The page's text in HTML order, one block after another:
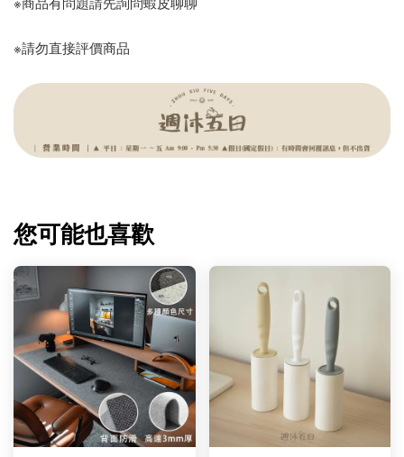
※商品有問題請先詢問蝦皮聊聊
※請勿直接評價商品
您可能也喜歡